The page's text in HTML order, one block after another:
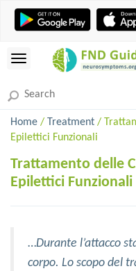
Home / Treatment /
Epilettici Funzionali
Trattamento delle
Epilettici Funzionali
…Durante l’attacco
corpo. Lo scopo del